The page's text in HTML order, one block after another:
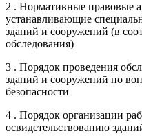
2 . Нормативные правовые
устанавливающие
зданий и сооружений (в
обследования)
3 . Порядок проведения
зданий и сооружений по
безопасности
4 . Порядок организации
освидетельствованию